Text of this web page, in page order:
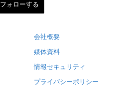
フォローする
会社概要
媒体資料
情報セキュリティ
プライバシーポリシー